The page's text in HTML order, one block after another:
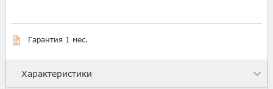
Гарантия 1 мес.
Характеристики